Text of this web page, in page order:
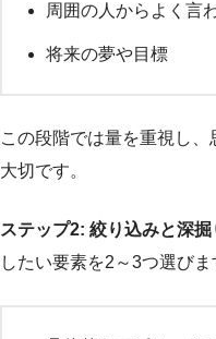
周囲の人からよく言
将来の夢や目標
この段階では量を重視し
大切です。
ステップ2: 絞り込みと深掘
したい要素を2～3つ選び